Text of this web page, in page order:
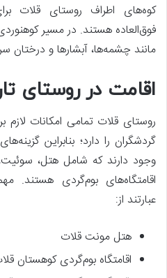
کوه‌های اطراف روستای قلات
فوق‌العاده هستند. در مسیر
مانند چشمه‌ها، آبشارها و درختان
اقامت در روستای
روستای قلات تمامی امکانات لازم
گردشگران را دارد؛ بنابراین
وجود دارند که شامل هتل،
اقامتگاه‌های بوم‌گردی هستند.
عبارتند از:
هتل مونت قلات
اقامتگاه بوم‌گردی کوهستان